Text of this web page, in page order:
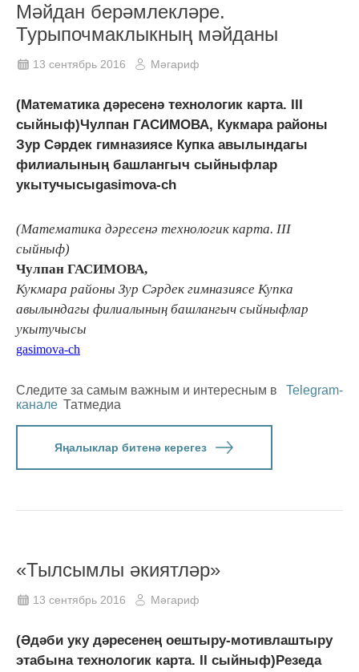
Мәйдан берәмлекләре.
Турыпочмаклыкның мәйданы
13 сентябрь 2016 Мәгариф
(Математика дәресенә технологик карта. III
сыйныф)Чулпан ГАСИМОВА, Кукмара районы
Зур Сәрдек гимназиясе Купка авылындагы
филиалының башлангыч сыйныфлар
укытучысыgasimova-ch
(Математика дәресенә технологик карта. III
сыйныф)
Чулпан ГАСИМОВА,
Кукмара районы Зур Сәрдек гимназиясе Купка
авылындагы филиалының башлангыч сыйныфлар
укытучысы
gasimova-ch
Следите за самым важным и интересным в
Telegram-
канале Татмедиа
Яңалыклар битенә керегез
«Тылсымлы әкиятләр»
13 сентябрь 2016 Мәгариф
(Әдәби уку дәресенең оештыру-мотивлаштыру
этабына технологик карта. II сыйныф)Резеда